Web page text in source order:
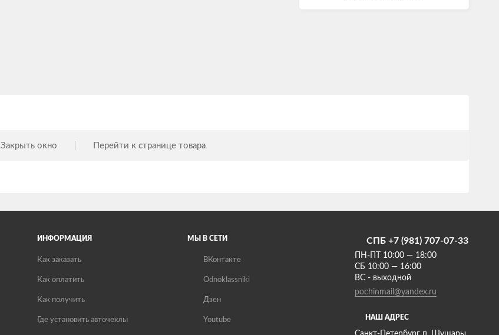
Закрыть окно Перейти к странице товара
ИНФОРМАЦИЯ
Как заказать
Как оплатить
Как получить
Где установить авточехлы
МЫ В СЕТИ
ВКонтакте
Odnoklassniki
Дзен
Youtube НАШ АДРЕС
СПБ +7 (981) 707-07-33
ПН-ПТ 10:00 — 18:00
СБ 10:00 — 16:00
ВС - выходной
pochinmail@yandex.ru